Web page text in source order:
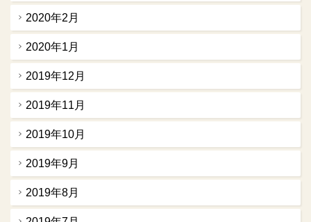
2020年2月
2020年1月
2019年12月
2019年11月
2019年10月
2019年9月
2019年8月